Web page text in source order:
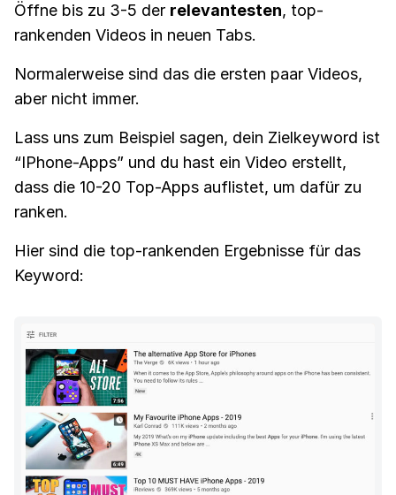
Öffne bis zu 3-5 der relevantesten, top-
rankenden Videos in neuen Tabs.
Normalerweise sind das die ersten paar Videos,
aber nicht immer.
Lass uns zum Beispiel sagen, dein Zielkeyword ist
“IPhone-Apps” und du hast ein Video erstellt,
dass die 10-20 Top-Apps auflistet, um dafür zu
ranken.
Hier sind die top-rankenden Ergebnisse für das
Keyword: